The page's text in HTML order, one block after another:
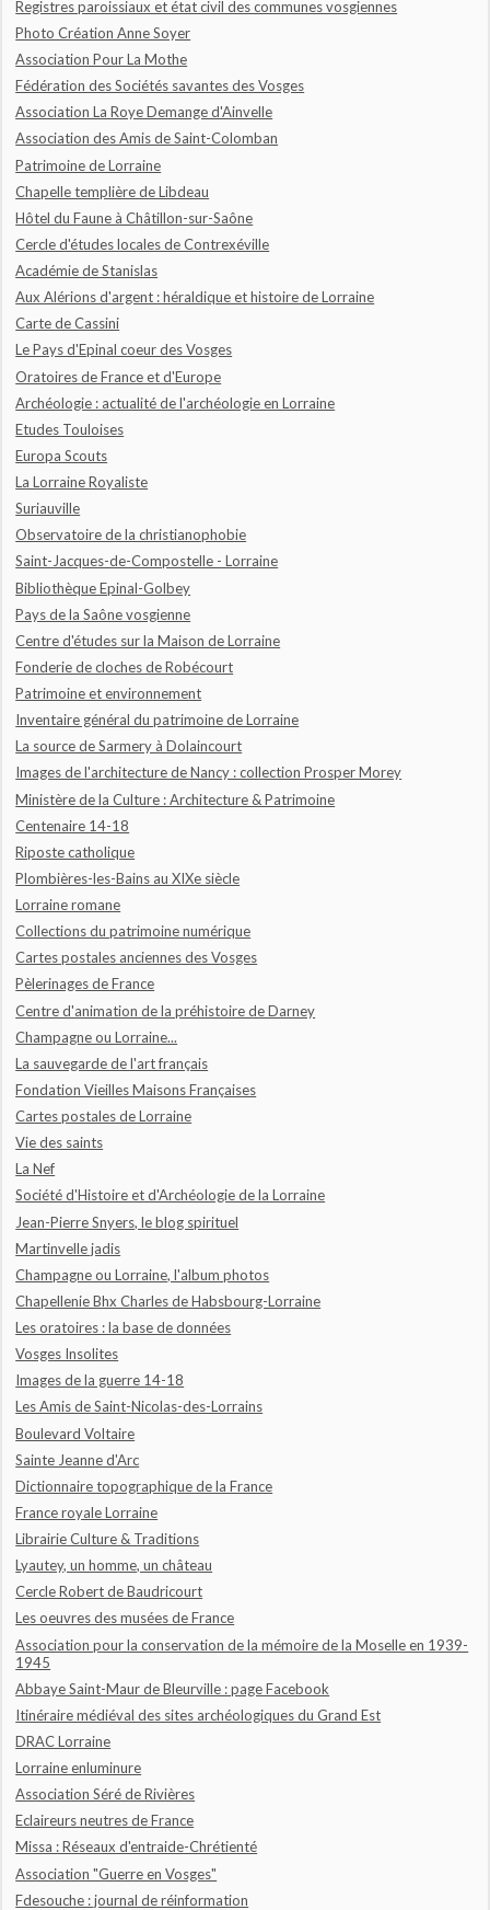
Registres paroissiaux et état civil des communes vosgiennes
Photo Création Anne Soyer
Association Pour La Mothe
Fédération des Sociétés savantes des Vosges
Association La Roye Demange d'Ainvelle
Association des Amis de Saint-Colomban
Patrimoine de Lorraine
Chapelle templière de Libdeau
Hôtel du Faune à Châtillon-sur-Saône
Cercle d'études locales de Contrexéville
Académie de Stanislas
Aux Alérions d'argent : héraldique et histoire de Lorraine
Carte de Cassini
Le Pays d'Epinal coeur des Vosges
Oratoires de France et d'Europe
Archéologie : actualité de l'archéologie en Lorraine
Etudes Touloises
Europa Scouts
La Lorraine Royaliste
Suriauville
Observatoire de la christianophobie
Saint-Jacques-de-Compostelle - Lorraine
Bibliothèque Epinal-Golbey
Pays de la Saône vosgienne
Centre d'études sur la Maison de Lorraine
Fonderie de cloches de Robécourt
Patrimoine et environnement
Inventaire général du patrimoine de Lorraine
La source de Sarmery à Dolaincourt
Images de l'architecture de Nancy : collection Prosper Morey
Ministère de la Culture : Architecture & Patrimoine
Centenaire 14-18
Riposte catholique
Plombières-les-Bains au XIXe siècle
Lorraine romane
Collections du patrimoine numérique
Cartes postales anciennes des Vosges
Pèlerinages de France
Centre d'animation de la préhistoire de Darney
Champagne ou Lorraine...
La sauvegarde de l'art français
Fondation Vieilles Maisons Françaises
Cartes postales de Lorraine
Vie des saints
La Nef
Société d'Histoire et d'Archéologie de la Lorraine
Jean-Pierre Snyers, le blog spirituel
Martinvelle jadis
Champagne ou Lorraine, l'album photos
Chapellenie Bhx Charles de Habsbourg-Lorraine
Les oratoires : la base de données
Vosges Insolites
Images de la guerre 14-18
Les Amis de Saint-Nicolas-des-Lorrains
Boulevard Voltaire
Sainte Jeanne d'Arc
Dictionnaire topographique de la France
France royale Lorraine
Librairie Culture & Traditions
Lyautey, un homme, un château
Cercle Robert de Baudricourt
Les oeuvres des musées de France
Association pour la conservation de la mémoire de la Moselle en 1939-
1945
Abbaye Saint-Maur de Bleurville : page Facebook
Itinéraire médiéval des sites archéologiques du Grand Est
DRAC Lorraine
Lorraine enluminure
Association Séré de Rivières
Eclaireurs neutres de France
Missa : Réseaux d'entraide-Chrétienté
Association "Guerre en Vosges"
Fdesouche : journal de réinformation